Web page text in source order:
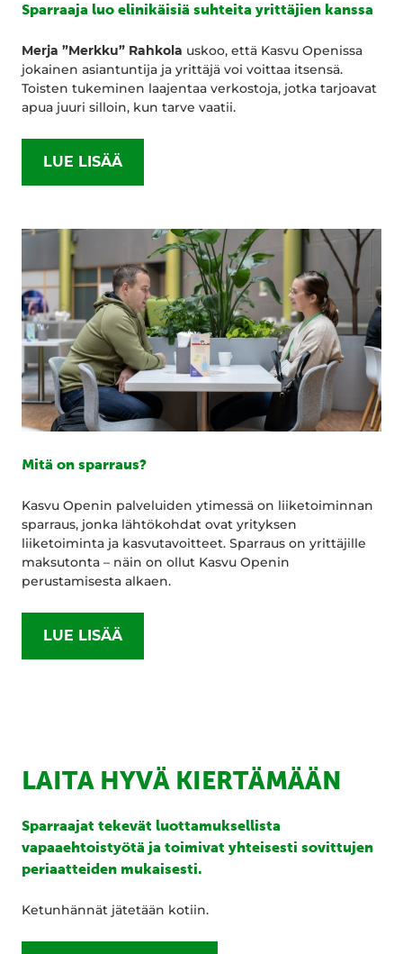
Sparraaja luo elinikäisiä suhteita yrittäjien kanssa
Merja ”Merkku” Rahkola uskoo, että Kasvu Openissa
jokainen asiantuntija ja yrittäjä voi voittaa itsensä.
Toisten tukeminen laajentaa verkostoja, jotka tarjoavat
apua juuri silloin, kun tarve vaatii.
LUE LISÄÄ
Mitä on sparraus?
Kasvu Openin palveluiden ytimessä on liiketoiminnan
sparraus, jonka lähtökohdat ovat yrityksen
liiketoiminta ja kasvutavoitteet. Sparraus on yrittäjille
maksutonta – näin on ollut Kasvu Openin
perustamisesta alkaen.
LUE LISÄÄ
LAITA HYVÄ KIERTÄMÄÄN
Sparraajat tekevät luottamuksellista
vapaaehtoistyötä ja toimivat yhteisesti sovittujen
periaatteiden mukaisesti.
Ketunhännät jätetään kotiin.